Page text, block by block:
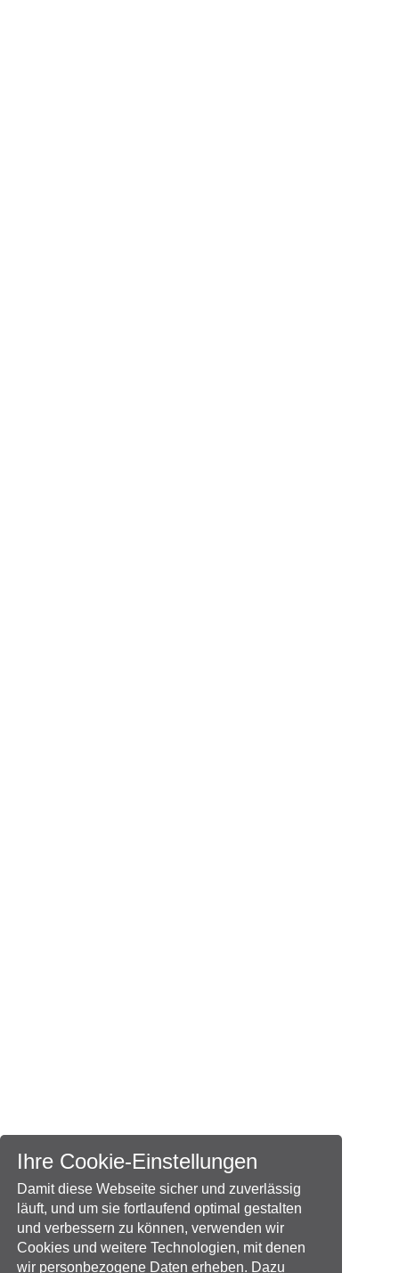
Ihre Cookie-Einstellungen
Damit diese Webseite sicher und zuverlässig
läuft, und um sie fortlaufend optimal gestalten
und verbessern zu können, verwenden wir
Cookies und weitere Technologien, mit denen
wir personbezogene Daten erheben. Dazu